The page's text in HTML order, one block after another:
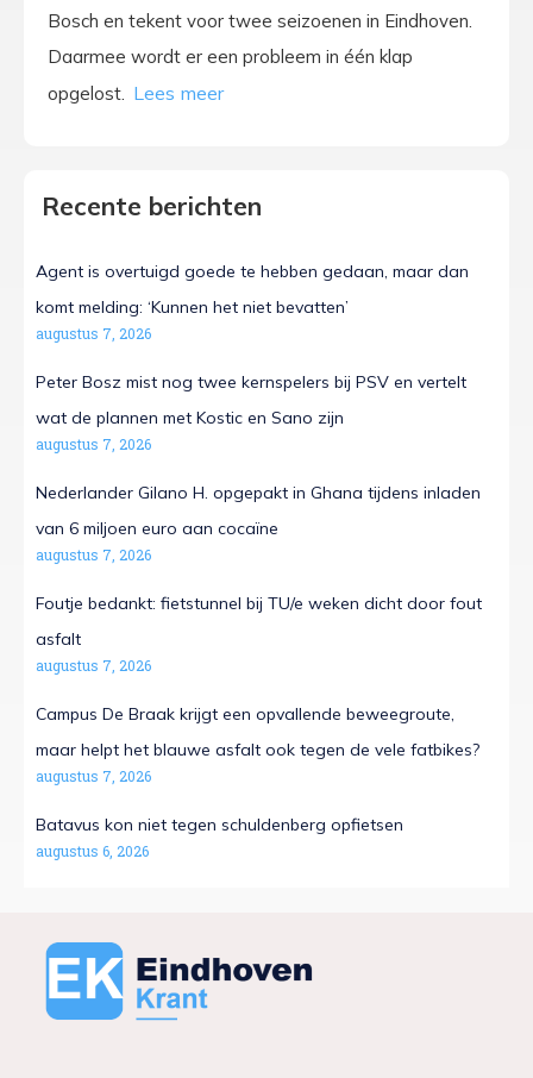
Bosch en tekent voor twee seizoenen in Eindhoven.
Daarmee wordt er een probleem in één klap
opgelost.
Recente berichten
Agent is overtuigd goede te hebben gedaan, maar dan
komt melding: ‘Kunnen het niet bevatten’
augustus 7, 2026
Peter Bosz mist nog twee kernspelers bij PSV en vertelt
wat de plannen met Kostic en Sano zijn
augustus 7, 2026
Nederlander Gilano H. opgepakt in Ghana tijdens inladen
van 6 miljoen euro aan cocaïne
augustus 7, 2026
Foutje bedankt: fietstunnel bij TU/e weken dicht door fout
asfalt
augustus 7, 2026
Campus De Braak krijgt een opvallende beweegroute,
maar helpt het blauwe asfalt ook tegen de vele fatbikes?
augustus 7, 2026
Batavus kon niet tegen schuldenberg opfietsen
augustus 6, 2026